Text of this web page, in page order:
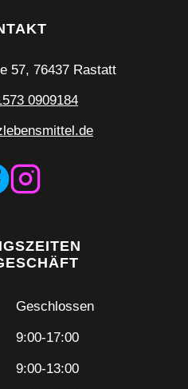
57, 76437 Rastatt
0909184
Geschlossen
9:00-17:00
9:00-13:00